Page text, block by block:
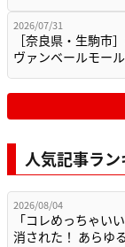
2026/07/31
［奈良県・生駒市
ヴァンベールモー
人気記事ラ
2026/08/04
「コレめっちゃい
消された！ あらゆ